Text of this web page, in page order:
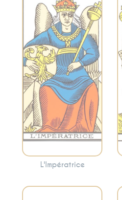
Évoque la fertilité,
la créativité,
l’abondance et la
maternité. Cette
carte peut
suggérer la
nécessité de
prendre soin de
vous et de cultiver
votre créativité.
L'Impératrice